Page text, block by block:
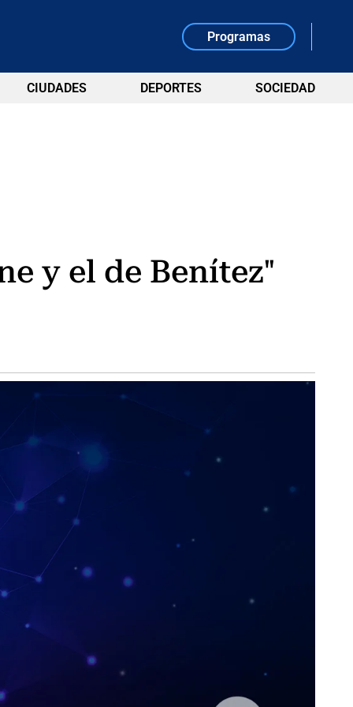
Programas
CIUDADES DEPORTES SOCIEDAD
y el de Benítez"